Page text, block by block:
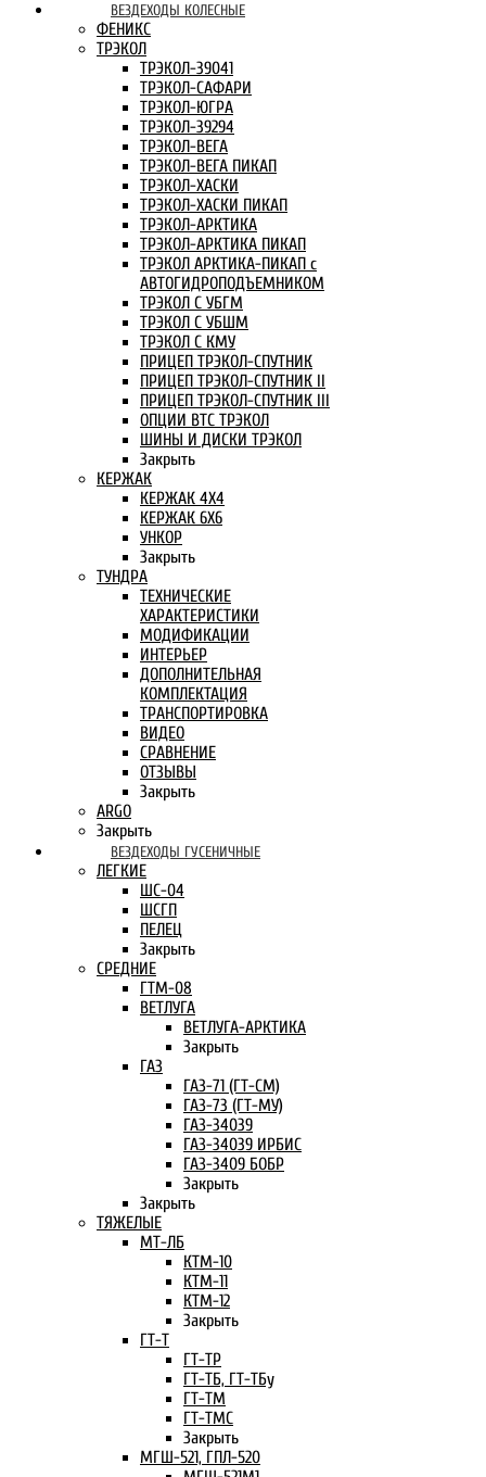
ВЕЗДЕХОДЫ КОЛЕСНЫЕ
ФЕНИКС
ТРЭКОЛ
ТРЭКОЛ-39041
ТРЭКОЛ-САФАРИ
ТРЭКОЛ-ЮГРА
ТРЭКОЛ-39294
ТРЭКОЛ-ВЕГА
ТРЭКОЛ-ВЕГА ПИКАП
ТРЭКОЛ-ХАСКИ
ТРЭКОЛ-ХАСКИ ПИКАП
ТРЭКОЛ-АРКТИКА
ТРЭКОЛ-АРКТИКА ПИКАП
ТРЭКОЛ АРКТИКА-ПИКАП с
АВТОГИДРОПОДЪЕМНИКОМ
ТРЭКОЛ С УБГМ
ТРЭКОЛ С УБШМ
ТРЭКОЛ С КМУ
ПРИЦЕП ТРЭКОЛ-СПУТНИК
ПРИЦЕП ТРЭКОЛ-СПУТНИК II
ПРИЦЕП ТРЭКОЛ-СПУТНИК III
ОПЦИИ ВТС ТРЭКОЛ
ШИНЫ И ДИСКИ ТРЭКОЛ
Закрыть
КЕРЖАК
КЕРЖАК 4Х4
КЕРЖАК 6Х6
УНКОР
Закрыть
ТУНДРА
ТЕХНИЧЕСКИЕ
ХАРАКТЕРИСТИКИ
МОДИФИКАЦИИ
ИНТЕРЬЕР
ДОПОЛНИТЕЛЬНАЯ
КОМПЛЕКТАЦИЯ
ТРАНСПОРТИРОВКА
ВИДЕО
СРАВНЕНИЕ
ОТЗЫВЫ
Закрыть
ARGO
Закрыть
ВЕЗДЕХОДЫ ГУСЕНИЧНЫЕ
ЛЕГКИЕ
ШС-04
ШСГП
ПЕЛЕЦ
Закрыть
СРЕДНИЕ
ГТМ-08
ВЕТЛУГА
ВЕТЛУГА-АРКТИКА
Закрыть
ГАЗ
ГАЗ-71 (ГТ-СМ)
ГАЗ-73 (ГТ-МУ)
ГАЗ-34039
ГАЗ-34039 ИРБИС
ГАЗ-3409 БОБР
Закрыть
Закрыть
ТЯЖЕЛЫЕ
МТ-ЛБ
КТМ-10
КТМ-11
КТМ-12
Закрыть
ГТ-Т
ГТ-ТР
ГТ-ТБ, ГТ-ТБу
ГТ-ТМ
ГТ-ТМС
Закрыть
МГШ-521, ГПЛ-520